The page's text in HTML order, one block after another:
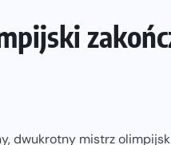
dwukrotny mistrz